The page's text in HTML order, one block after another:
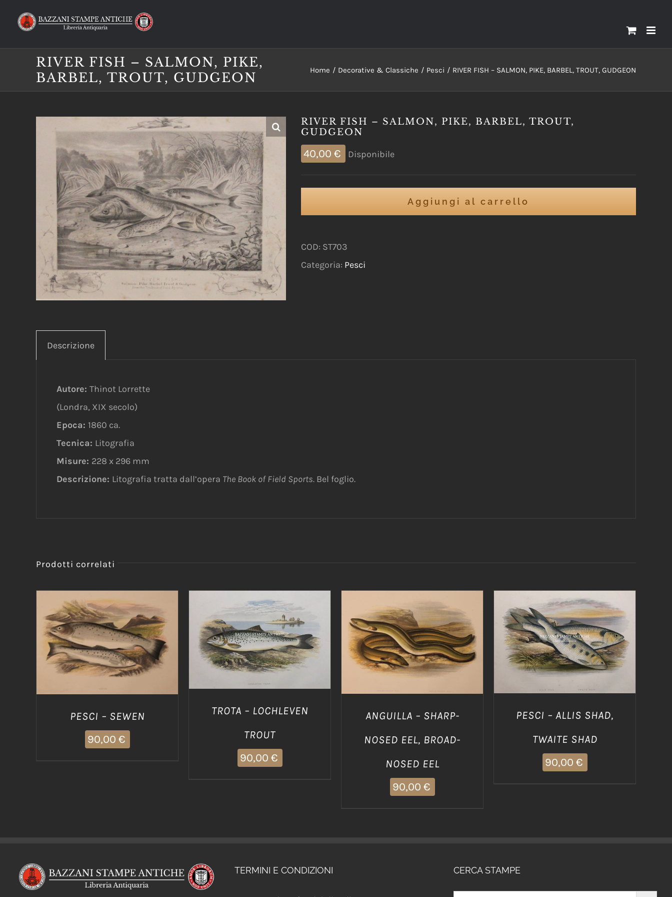
RIVER FISH – SALMON, PIKE,
BARBEL, TROUT, GUDGEON
Home Decorative & Classiche Pesci RIVER FISH – SALMON, PIKE, BARBEL, TROUT, GUDGEON
RIVER FISH – SALMON, PIKE, BARBEL, TROUT,
GUDGEON
40,00 € Disponibile
Aggiungi al carrello
COD: ST703
Categoria: Pesci
Descrizione
Autore: Thinot Lorrette
(Londra, XIX secolo)
Epoca: 1860 ca.
Tecnica: Litografia
Misure: 228 x 296 mm
Descrizione: Litografia tratta dall’opera The Book of Field Sports. Bel foglio.
Prodotti correlati
AGGIUNGI AL CARRELLO
/
DETTAGLI
PESCI – SEWEN
90,00 €
AGGIUNGI AL CARRELLO
/
DETTAGLI
TROTA – LOCHLEVEN
TROUT
90,00 €
AGGIUNGI AL CARRELLO
/
DETTAGLI
ANGUILLA – SHARP-
NOSED EEL, BROAD-
NOSED EEL
90,00 €
AGGIUNGI AL CARRELLO
/
DETTAGLI
PESCI – ALLIS SHAD,
TWAITE SHAD
90,00 €
TERMINI E CONDIZIONI CERCA STAMPE